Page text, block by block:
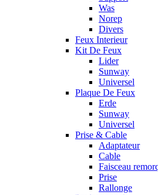
Was
Norep
Divers
Feux Interieur
Kit De Feux
Lider
Sunway
Universel
Plaque De Feux
Erde
Sunway
Universel
Prise & Cable
Adaptateur
Cable
Faisceau
Prise
Rallonge